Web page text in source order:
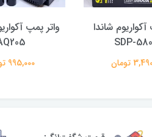
شاندا
SDP-
تومان
واتر پمپ
995,000 تومان